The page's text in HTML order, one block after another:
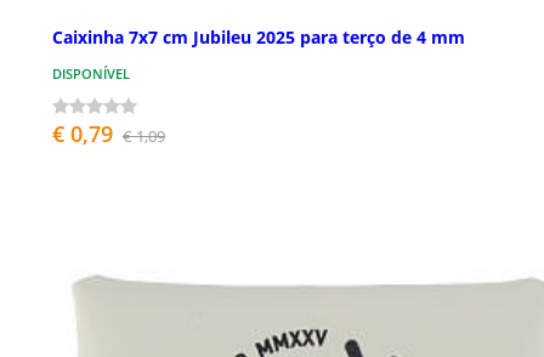
Caixinha 7x7 cm Jubileu 2025 para terço de 4 mm
DISPONÍVEL
€ 0,79 € 1,09